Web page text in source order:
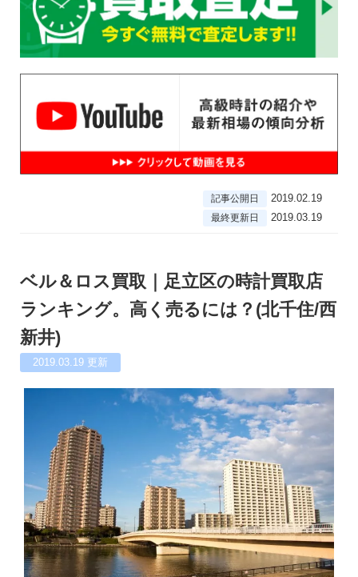
記事公開日 2019.02.19
最終更新日 2019.03.19
ベル＆ロス買取｜足立区の時計買取店
ランキング。高く売るには？(北千住/西
新井)
2019.03.19 更新